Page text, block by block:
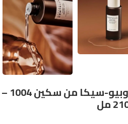
تونر إيسنس سنتيلا بروبيو-سيكا من سكين 1004 –
مل